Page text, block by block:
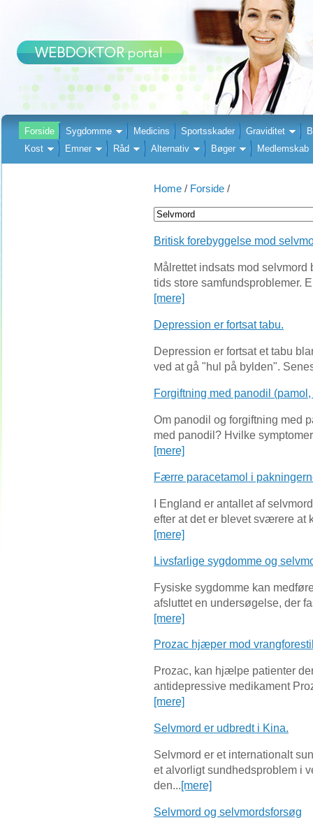
Forside Sygdomme Medicins Sportsskader Graviditet
Kost
Emner Råd Alternativ Bøger Medlemskab
Home / Forside /
Britisk forebyggelse mod
Målrettet indsats mod
tids store samfundsproblemer.
[mere]
Depression er fortsat tabu.
Depression er fortsat et tabu
ved at gå "hul på bylden".
Forgiftning med panodil
Om panodil og forgiftning med
med panodil? Hvilke
[mere]
Færre paracetamol i
I England er antallet af
efter at det er blevet sværere at
[mere]
Livsfarlige sygdomme og
Fysiske sygdomme kan
afsluttet en undersøgelse, der
[mere]
Prozac hjæper mod
Prozac, kan hjælpe patienter
antidepressive medikament
[mere]
Selvmord er udbredt i Kina.
Selvmord er et internationalt
et alvorligt sundhedsproblem i
den...[mere]
Selvmord og selvmordsforsøg